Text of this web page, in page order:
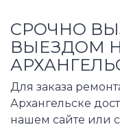
СРОЧНО
ВЫЕЗДОМ
Для заказа
Архангельске
нашем сайте или